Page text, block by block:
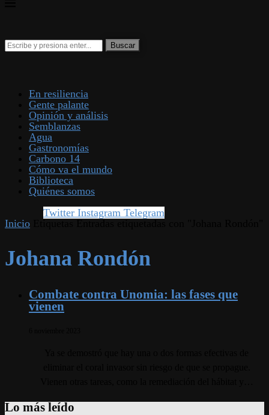
En resiliencia
Gente palante
Opinión y análisis
Semblanzas
Agua
Gastronomías
Carbono 14
Cómo va el mundo
Biblioteca
Quiénes somos
Twitter Instagram Telegram
Inicio
Johana Rondón
Combate contra Unomia: las fases que
vienen
Lo más leído